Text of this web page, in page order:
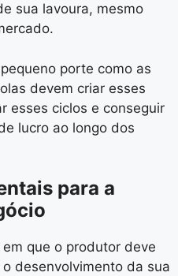
sua lavoura, mesmo
porte como as
devem criar esses
esses ciclos e conseguir
lucro ao longo dos
para a
que o produtor deve
desenvolvimento da sua